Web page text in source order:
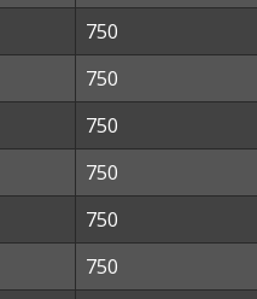
750
750
750
750
750
750